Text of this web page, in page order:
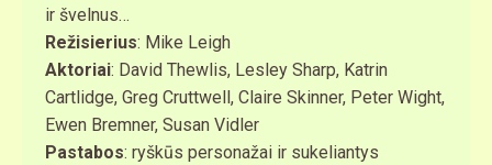
ir švelnus…
Režisierius: Mike Leigh
Aktoriai: David Thewlis, Lesley Sharp, Katrin
Cartlidge, Greg Cruttwell, Claire Skinner, Peter Wight,
Ewen Bremner, Susan Vidler
Pastabos: ryškūs personažai ir sukeliantys